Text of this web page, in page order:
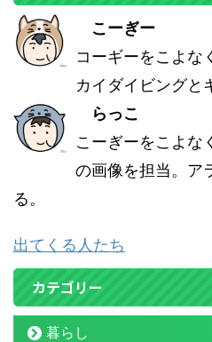
こーぎー
コーギーをこよな
カイダイビングと
らっこ
こーぎーをこよな
の画像を担当。ア
る。
出てくる人たち
カテゴリー
暮らし